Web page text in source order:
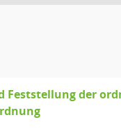
Feststellung der